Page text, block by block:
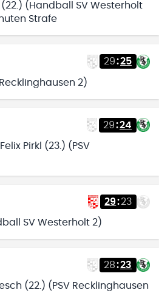
(Handball SV Westerholt
Strafe
29:25
2)
29:24
Pirkl (23.) (PSV
29:23
SV Westerholt 2)
28:23
(22.) (PSV Recklinghausen